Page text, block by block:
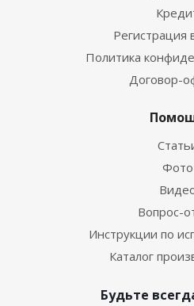
Политика
Договор-
Фото
Вопрос-
Инструкции по
Каталог
Будьте